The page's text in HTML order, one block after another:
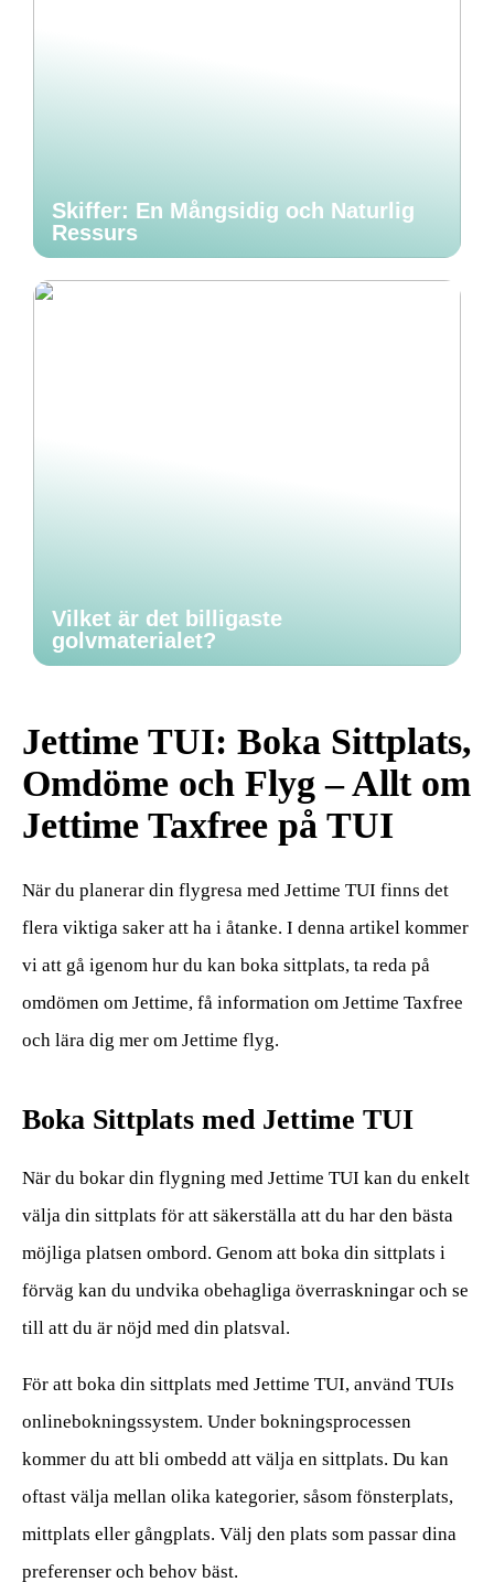
Skiffer: En Mångsidig och Naturlig
Ressurs
Vilket är det billigaste
golvmaterialet?
Jettime TUI: Boka Sittplats,
Omdöme och Flyg – Allt om
Jettime Taxfree på TUI
När du planerar din flygresa med Jettime TUI finns det
flera viktiga saker att ha i åtanke. I denna artikel kommer
vi att gå igenom hur du kan boka sittplats, ta reda på
omdömen om Jettime, få information om Jettime Taxfree
och lära dig mer om Jettime flyg.
Boka Sittplats med Jettime TUI
När du bokar din flygning med Jettime TUI kan du enkelt
välja din sittplats för att säkerställa att du har den bästa
möjliga platsen ombord. Genom att boka din sittplats i
förväg kan du undvika obehagliga överraskningar och se
till att du är nöjd med din platsval.
För att boka din sittplats med Jettime TUI, använd TUIs
onlinebokningssystem. Under bokningsprocessen
kommer du att bli ombedd att välja en sittplats. Du kan
oftast välja mellan olika kategorier, såsom fönsterplats,
mittplats eller gångplats. Välj den plats som passar dina
preferenser och behov bäst.